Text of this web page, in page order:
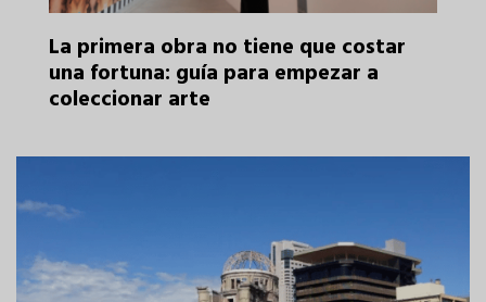
Lienzo Azul Profundo: Alfonso Cruz y la
vanguardia de la pintura submarina